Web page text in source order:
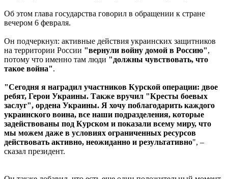
Об этом глава государства говорил в обращении к стране
вечером 6 февраля.
Он подчеркнул: активные действия украинских защитников
на территории России "вернули войну домой в Россию",
потому что именно там люди "должны чувствовать, что
такое война".
"Сегодня я наградил участников Курской операции: двое
ребят, Герои Украины. Также вручил "Кресты боевых
заслуг", ордена Украины. Я хочу поблагодарить каждого
украинского воина, все наши подразделения, которые
задействованы под Курском и показали всему миру, что
мы можем даже в условиях ограниченных ресурсов
действовать активно, неожиданно и результативно", –
сказал президент.